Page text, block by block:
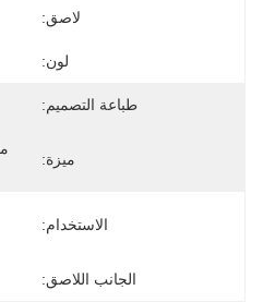
لاصق:
لون:
طباعة التصميم:
ميزة:
الاستخدام:
الجانب اللاصق: